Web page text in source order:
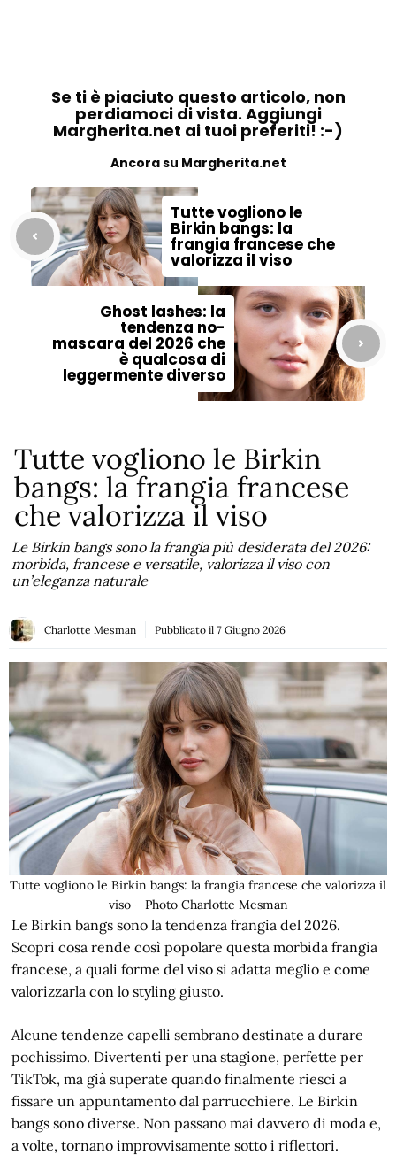
Se ti è piaciuto questo articolo, non
perdiamoci di vista. Aggiungi
Margherita.net ai tuoi preferiti! :-)
Ancora su Margherita.net
Tutte vogliono le
Birkin bangs: la
frangia francese che
valorizza il viso
Ghost lashes: la
tendenza no-
mascara del 2026 che
è qualcosa di
leggermente diverso
Tutte vogliono le Birkin
bangs: la frangia francese
che valorizza il viso
Le Birkin bangs sono la frangia più desiderata del 2026:
morbida, francese e versatile, valorizza il viso con
un’eleganza naturale
Charlotte Mesman Pubblicato il 7 Giugno 2026
Tutte vogliono le Birkin bangs: la frangia francese che valorizza il
viso – Photo Charlotte Mesman
Le Birkin bangs sono la tendenza frangia del 2026.
Scopri cosa rende così popolare questa morbida frangia
francese, a quali forme del viso si adatta meglio e come
valorizzarla con lo styling giusto.
Alcune tendenze capelli sembrano destinate a durare
pochissimo. Divertenti per una stagione, perfette per
TikTok, ma già superate quando finalmente riesci a
fissare un appuntamento dal parrucchiere. Le Birkin
bangs sono diverse. Non passano mai davvero di moda e,
a volte, tornano improvvisamente sotto i riflettori.